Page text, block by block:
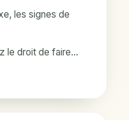
les signes de
le droit de faire…